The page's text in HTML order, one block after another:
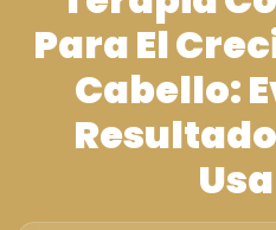
Para El
Cabello: